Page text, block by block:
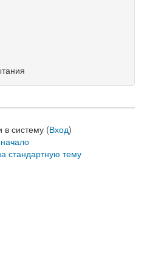
систему (Вход)
стандартную тему